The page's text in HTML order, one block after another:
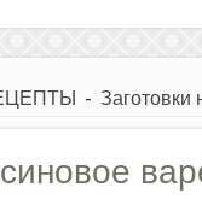
- Заготовки